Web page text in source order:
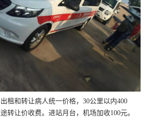
租和转让病人统一价格，30公里以内400
转让价收费。进站月台，机场加收100元。